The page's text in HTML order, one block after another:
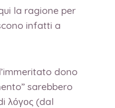
la ragione per
infatti a
dono
sarebbero
λόγος (dal